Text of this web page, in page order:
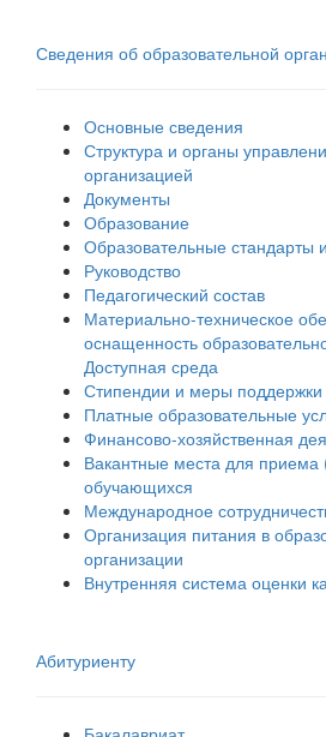
Сведения об образовательной
Основные сведения
Структура и органы
организацией
Документы
Образование
Образовательные стандарты
Руководство
Педагогический состав
Материально-техническое
оснащенность
Доступная среда
Стипендии и меры
Платные образовательные
Финансово-хозяйственная
Вакантные места для приема
обучающихся
Международное
Организация питания в
организации
Внутренняя система оценки
Абитуриенту